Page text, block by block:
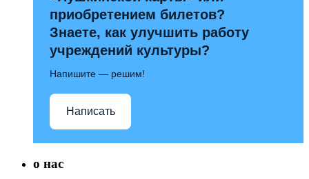
приобретением билетов?
Знаете, как улучшить работу
учреждений культуры?
Напишите — решим!
Написать
о нас